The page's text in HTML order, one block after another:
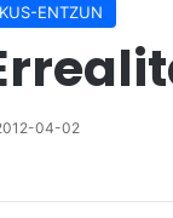
ENTZUN
04-02